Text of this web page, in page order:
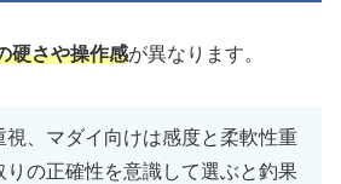
硬さや操作感が異なります。
視、マダイ向けは感度と柔軟性重
りの正確性を意識して選ぶと釣果